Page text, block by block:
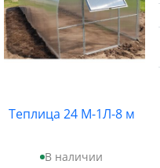
Теплица 24 М-1Л-8 м
В наличии